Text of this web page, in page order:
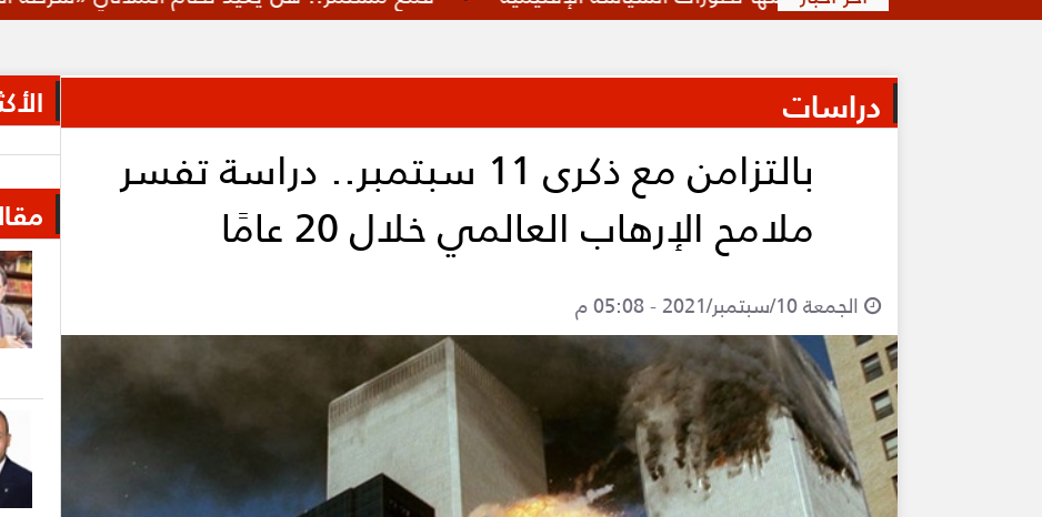
دراسات
بالتزامن مع ذكرى 11 سبتمبر.. دراسة تفسر
ملامح الإرهاب العالمي خلال 20 عامًا
الجمعة 10/سبتمبر/2021 - 05:08 م